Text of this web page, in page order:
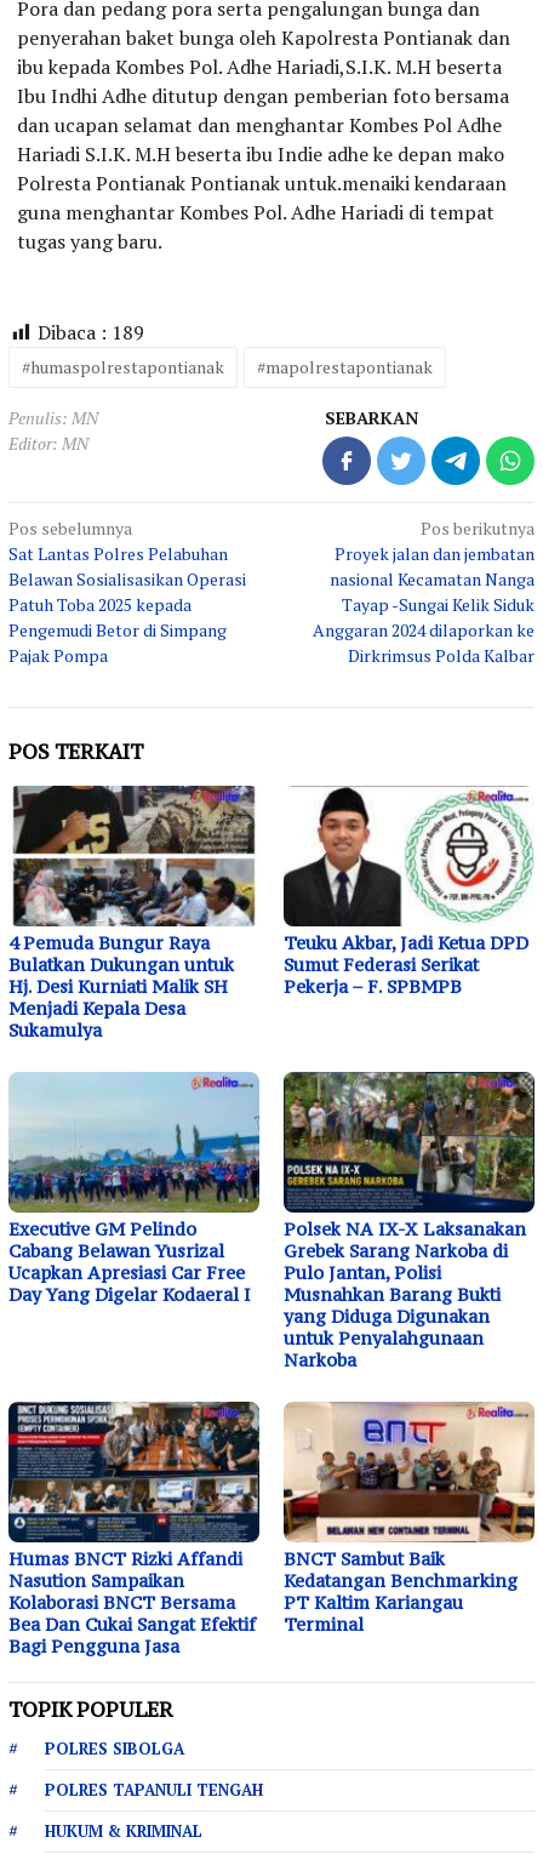
Pora dan pedang pora serta pengalungan bunga dan
penyerahan baket bunga oleh Kapolresta Pontianak dan
ibu kepada Kombes Pol. Adhe Hariadi,S.I.K. M.H beserta
Ibu Indhi Adhe ditutup dengan pemberian foto bersama
dan ucapan selamat dan menghantar Kombes Pol Adhe
Hariadi S.I.K. M.H beserta ibu Indie adhe ke depan mako
Polresta Pontianak Pontianak untuk.menaiki kendaraan
guna menghantar Kombes Pol. Adhe Hariadi di tempat
tugas yang baru.
Dibaca : 189
#humaspolrestapontianak #mapolrestapontianak
Penulis: MN
Editor: MN
SEBARKAN
Navigasi
pos
Pos sebelumnya
Sat Lantas Polres Pelabuhan
Belawan Sosialisasikan Operasi
Patuh Toba 2025 kepada
Pengemudi Betor di Simpang
Pajak Pompa
Pos berikutnya
Proyek jalan dan jembatan
nasional Kecamatan Nanga
Tayap -Sungai Kelik Siduk
Anggaran 2024 dilaporkan ke
Dirkrimsus Polda Kalbar
POS TERKAIT
4 Pemuda Bungur Raya
Bulatkan Dukungan untuk
Hj. Desi Kurniati Malik SH
Menjadi Kepala Desa
Sukamulya
Teuku Akbar, Jadi Ketua DPD
Sumut Federasi Serikat
Pekerja – F. SPBMPB
Executive GM Pelindo
Cabang Belawan Yusrizal
Ucapkan Apresiasi Car Free
Day Yang Digelar Kodaeral I
Polsek NA IX-X Laksanakan
Grebek Sarang Narkoba di
Pulo Jantan, Polisi
Musnahkan Barang Bukti
yang Diduga Digunakan
untuk Penyalahgunaan
Narkoba
Humas BNCT Rizki Affandi
Nasution Sampaikan
Kolaborasi BNCT Bersama
Bea Dan Cukai Sangat Efektif
Bagi Pengguna Jasa
BNCT Sambut Baik
Kedatangan Benchmarking
PT Kaltim Kariangau
Terminal
TOPIK POPULER
POLRES SIBOLGA
POLRES TAPANULI TENGAH
HUKUM & KRIMINAL